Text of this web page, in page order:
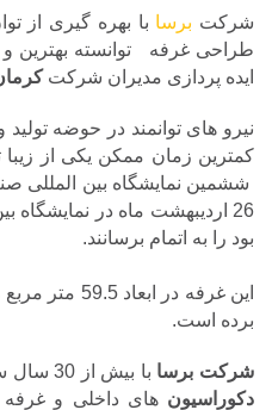
شرکت برسا با بهره گیری از
طراحی غرفه توانسته بهترین و
ایده پردازی مدیران شرکت
نیرو های توانمند در حوضه تولید
کمترین زمان ممکن یکی از
26 اردیبهشت ماه در
بود را به اتمام برسانند.
برده است.
شرکت برسا با بیش از 30 سال سابقه در
دکوراسیون های داخلی و